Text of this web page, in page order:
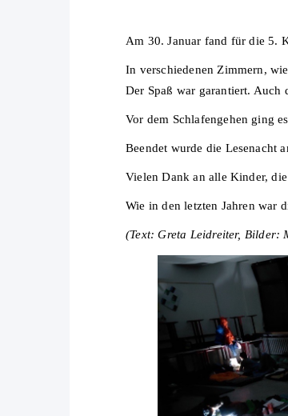
Am 30. Januar fand für die 5.
In verschiedenen Zimmern,
Der Spaß war garantiert. Auch
Vor dem Schlafengehen ging
Beendet wurde die Lesenacht
Vielen Dank an alle Kinder,
Wie in den letzten Jahren war
(Text: Greta Leidreiter, Bilder: